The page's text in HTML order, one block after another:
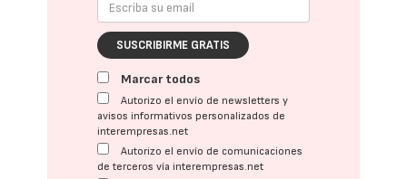
SUSCRIBIRME GRATIS
Marcar todos
Autorizo el envío de newsletters y
avisos informativos personalizados de
interempresas.net
Autorizo el envío de comunicaciones
de terceros vía interempresas.net